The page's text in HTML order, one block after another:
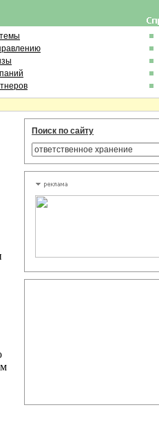
Поиск по сайту